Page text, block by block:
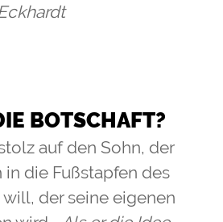
BOTSCHAFT?
auf den Sohn, der
die Fußstapfen des
der seine eigenen